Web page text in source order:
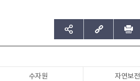
sns공유하기 주소복사 인쇄
수자원 자연보전